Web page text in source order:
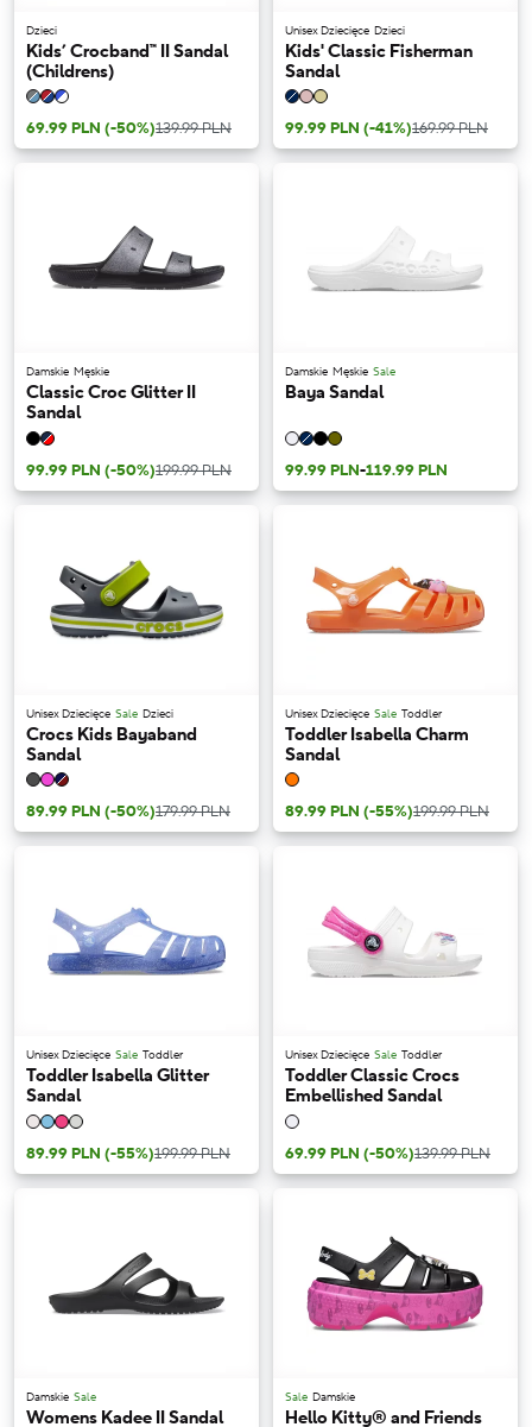
Dzieci
Kids’ Crocband™ II Sandal
(Childrens)
69.99 PLN (-50%)139.99 PLN
Unisex Dziecięce Dzieci
Kids' Classic Fisherman
Sandal
99.99 PLN (-41%)169.99 PLN
Damskie Męskie
Classic Croc Glitter II
Sandal
99.99 PLN (-50%)199.99 PLN
Damskie Męskie Sale
Baya Sandal
99.99 PLN-119.99 PLN
Unisex Dziecięce Sale Dzieci
Crocs Kids Bayaband
Sandal
89.99 PLN (-50%)179.99 PLN
Unisex Dziecięce Sale Toddler
Toddler Isabella Charm
Sandal
89.99 PLN (-55%)199.99 PLN
Unisex Dziecięce Sale Toddler
Toddler Isabella Glitter
Sandal
89.99 PLN (-55%)199.99 PLN
Unisex Dziecięce Sale Toddler
Toddler Classic Crocs
Embellished Sandal
69.99 PLN (-50%)139.99 PLN
Damskie Sale
Womens Kadee II Sandal
Sale Damskie
Hello Kitty® and Friends